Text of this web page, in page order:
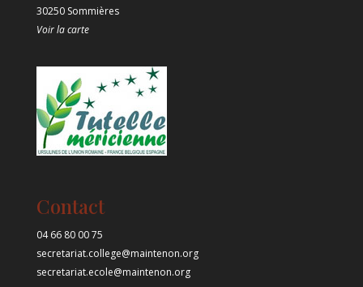
30250 Sommières
Voir la carte
Contact
04 66 80 00 75
secretariat.college@maintenon.org
secretariat.ecole@maintenon.org